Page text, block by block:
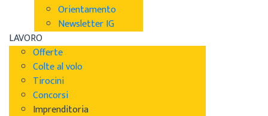
Orientamento
Newsletter IG
LAVORO
Offerte
Colte al volo
Tirocini
Concorsi
Imprenditoria